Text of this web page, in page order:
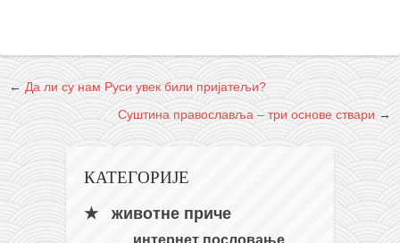
← Да ли су нам Руси увек били пријатељи?
Суштина православља – три основе ствари →
КАТЕГОРИЈЕ
животне приче
интернет пословање